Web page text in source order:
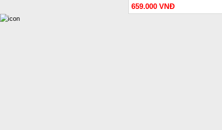
659.000 VNĐ